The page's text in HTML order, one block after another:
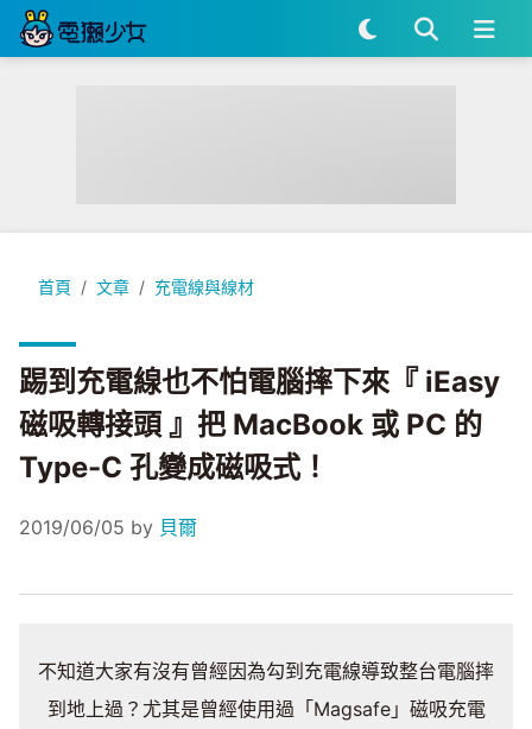
首頁 文章 充電線與線材
踢到充電線也不怕電腦摔下來『 iEasy 磁吸轉接頭 』把
踢到充電線也不怕電腦摔下來『 iEasy
磁吸轉接頭 』把 MacBook 或 PC 的
Type-C 孔變成磁吸式！
2019/06/05 by 貝爾
不知道大家有沒有曾經因為勾到充電線導致整台電腦摔
到地上過？尤其是曾經使用過「Magsafe」磁吸充電